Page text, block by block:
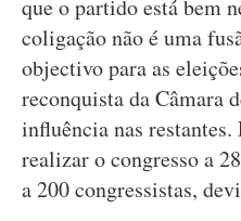
que o partido está bem
coligação não é uma
objectivo para as
reconquista da Câmara
influência nas
realizar o congresso a
a 200 congressistas,